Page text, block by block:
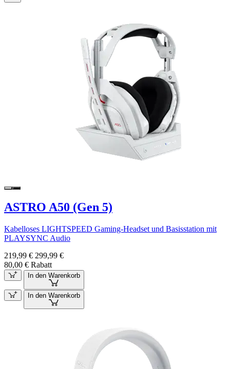
ASTRO A50 (Gen 5)
Kabelloses LIGHTSPEED Gaming-Headset und Basisstation mit
PLAYSYNC Audio
219,99 € 299,99 €
80,00 € Rabatt
In den Warenkorb
In den Warenkorb